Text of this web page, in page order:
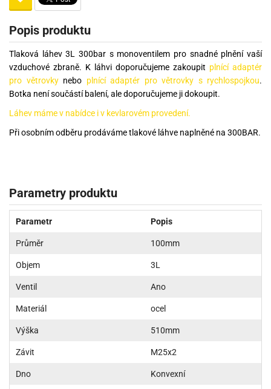
Popis produktu
Tlaková láhev 3L 300bar s monoventilem pro snadné plnění vaší
vzduchové zbraně. K láhvi doporučujeme zakoupit plnící adaptér
pro větrovkynebo plnící adaptér pro větrovky s rychlospojkou.
Botka není součástí balení, ale doporučujeme ji dokoupit.
Láhev máme v nabídce i v kevlarovém provedení.
Při osobním odběru prodáváme tlakové láhve naplněné na 300BAR.
Parametry produktu
Parametr Popis
Průměr 100mm
Objem 3L
Ventil Ano
Materiál ocel
Výška 510mm
Závit M25x2
Dno Konvexní